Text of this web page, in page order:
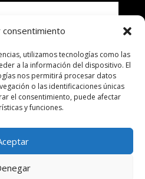
consentimiento
utilizamos tecnologías como las
a la información del dispositivo. El
nos permitirá procesar datos
o las identificaciones únicas
el consentimiento, puede afectar
y funciones.